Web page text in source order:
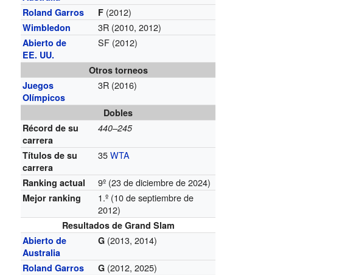
Roland Garros F (2012)
Wimbledon 3R (2010, 2012)
Abierto de
EE. UU.
SF (2012)
Otros torneos
Juegos
Olímpicos
3R (2016)
Dobles
Récord de su
carrera
440–245
Títulos de su
carrera
35WTA
Ranking actual 9º (23 de diciembre de 2024)
Mejor ranking
1.º (10 de septiembre de
2012)
Resultados de Grand Slam
Abierto de
Australia
G (2013, 2014)
Roland Garros G (2012, 2025)